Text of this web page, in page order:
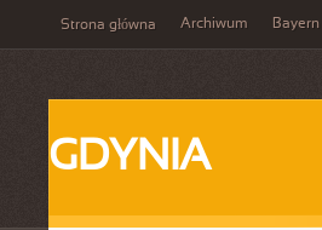
Strona główna Archiwum Bayern
GDYNIA